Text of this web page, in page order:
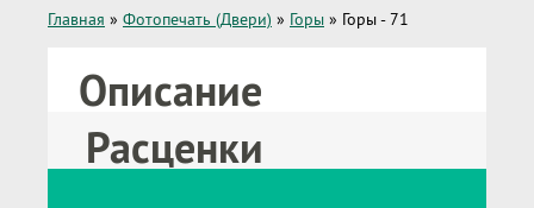
Главная » Фотопечать (Двери) » Горы » Горы - 71
Описание
Расценки